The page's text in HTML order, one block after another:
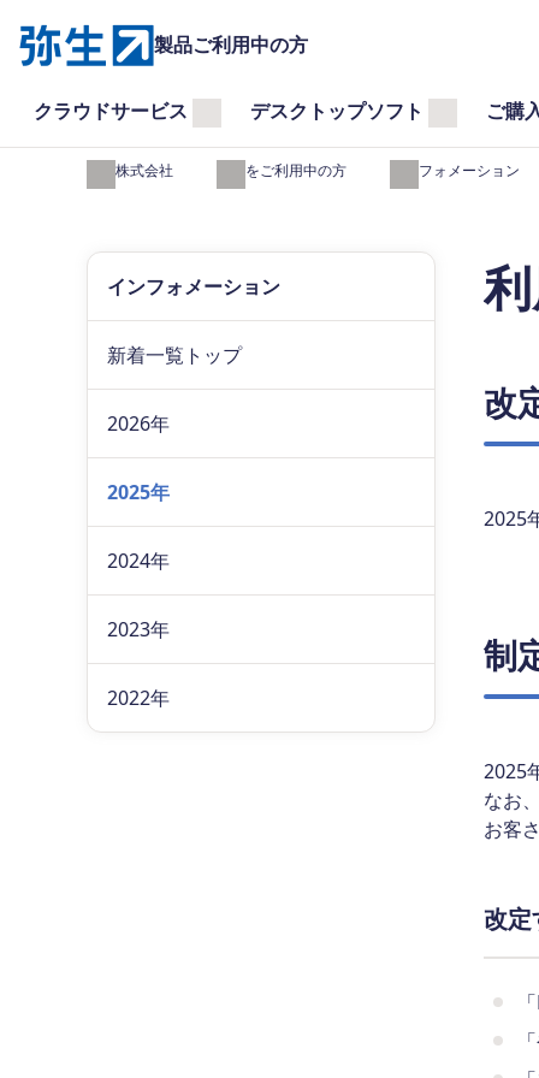
製品ご利用中の方
クラウドサービス デスクトップソフト ご購
弥生株式会社 製品をご利用中の方 インフォメーション
改
2025
制
2025
なお
お客
改定
インフォメーション
新着一覧トップ
2026年
2025年
2024年
2023年
2022年